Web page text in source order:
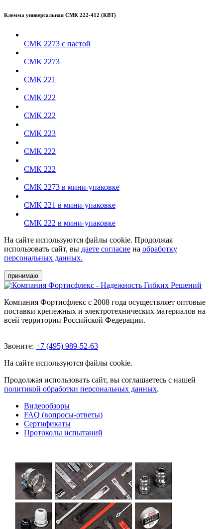
Клемма универсальная СМК 222-412 (КВТ)
СМК 2273 с пастой
СМК 2273
СМК 221
СМК 222
СМК 222
СМК 223
СМК 222
СМК 222
СМК 2273 в мини-упаковке
СМК 221 в мини-упаковке
СМК 222 в мини-упаковке
На сайте используются файлы cookie. Продолжая
использовать сайт, вы даете согласие на обработку
персональных данных.
принимаю
Компания Фортисфлекс с 2008 года осуществляет оптовые
поставки крепежных и электротехнических материалов на
всей территории Российской Федерации.
Звоните: +7 (495) 989-52-63
На сайте используются файлы cookie.
Продолжая использовать сайт, вы соглашаетесь с нашей
политикой обработки персональных данных.
Видеообзоры
FAQ (вопросы-ответы)
Сертификаты
Протоколы испытаний